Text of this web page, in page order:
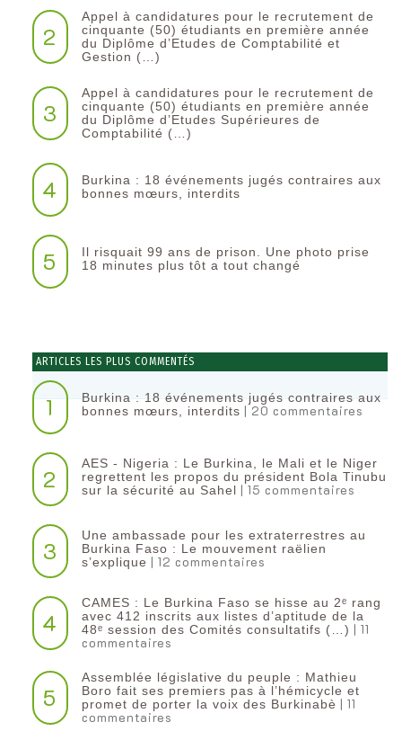
2
Appel à candidatures pour le recrutement de
cinquante (50) étudiants en première année
du Diplôme d’Etudes de Comptabilité et
Gestion (…)
3
Appel à candidatures pour le recrutement de
cinquante (50) étudiants en première année
du Diplôme d’Etudes Supérieures de
Comptabilité (…)
4
Burkina : 18 événements jugés contraires aux
bonnes mœurs, interdits
5
Il risquait 99 ans de prison. Une photo prise
18 minutes plus tôt a tout changé
ARTICLES LES PLUS COMMENTÉS
1
Burkina : 18 événements jugés contraires aux
bonnes mœurs, interdits | 20 commentaires
2
AES - Nigeria : Le Burkina, le Mali et le Niger
regrettent les propos du président Bola Tinubu
sur la sécurité au Sahel | 15 commentaires
3
Une ambassade pour les extraterrestres au
Burkina Faso : Le mouvement raëlien
s’explique | 12 commentaires
4
CAMES : Le Burkina Faso se hisse au 2ᵉ rang
avec 412 inscrits aux listes d’aptitude de la
48ᵉ session des Comités consultatifs (…) | 11
commentaires
5
Assemblée législative du peuple : Mathieu
Boro fait ses premiers pas à l’hémicycle et
promet de porter la voix des Burkinabè | 11
commentaires